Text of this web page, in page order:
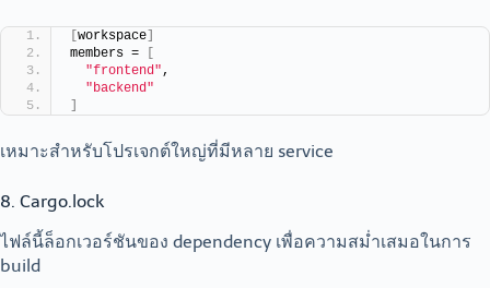
workspace
members =
"frontend",
"backend"
เหมาะสำหรับโปรเจกต์ใหญ่ที่มีหลาย service
8. Cargo.lock
ไฟล์นี้ล็อกเวอร์ชันของ dependency เพื่อความสม่ำเสมอในการ
build